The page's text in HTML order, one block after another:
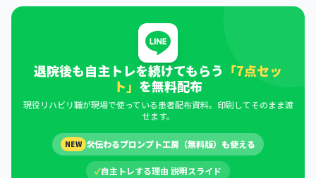
退院後も自主トレを続けてもらう 「7点セッ
ト」 を無料配布
現役リハビリ職が現場で使っている患者配布資料。印刷してそのまま渡
せます。
NEW 🛠伝わるプロンプト工房（無料版）も使える
✓自主トレする理由 説明スライド